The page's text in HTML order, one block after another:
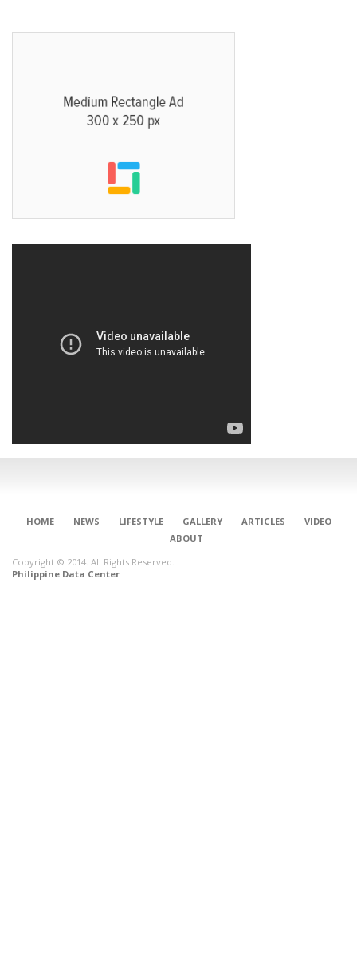
HOME NEWS LIFESTYLE GALLERY ARTICLES
VIDEO
ABOUT
Copyright © 2014. All Rights Reserved.
Philippine Data Center